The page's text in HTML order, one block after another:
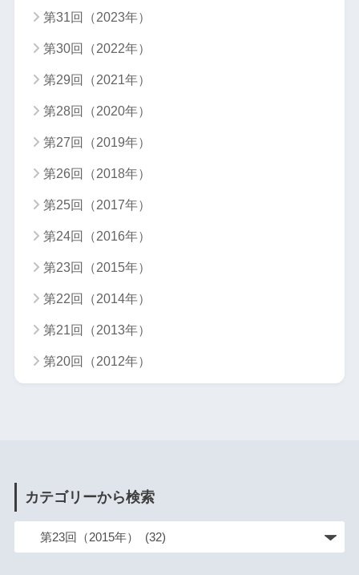
第31回（2023年）
第30回（2022年）
第29回（2021年）
第28回（2020年）
第27回（2019年）
第26回（2018年）
第25回（2017年）
第24回（2016年）
第23回（2015年）
第22回（2014年）
第21回（2013年）
第20回（2012年）
カテゴリーから検索